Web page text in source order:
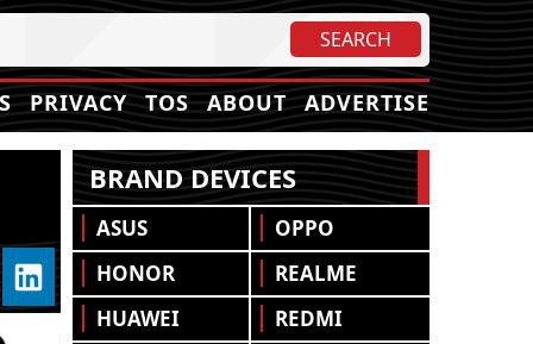
PRIVACY TOS ABOUT ADVERTISE
BRAND DEVICES
ASUS
HONOR
HUAWEI
OPPO
REALME
REDMI